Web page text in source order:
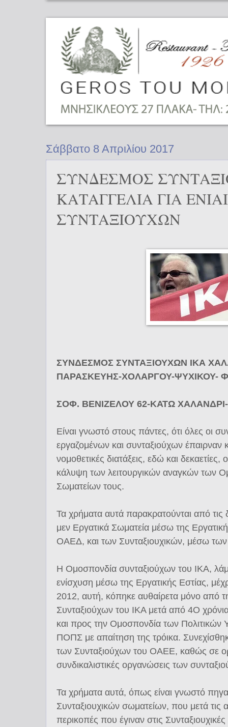
Σάββατο 8 Απριλίου 2017
ΣΥΝΔΕΣΜΟΣ
ΚΑΤΑΓΓΕΛΙΑ ΓΙΑ
ΣΥΝΤΑΞΙΟΥΧΩΝ
ΣΥΝΔΕΣΜΟΣ ΣΥΝΤΑΞΙΟΥΧΩΝ ΙΚΑ
ΠΑΡΑΣΚΕΥΗΣ-ΧΟΛΑΡΓΟΥ-ΨΥΧΙΚΟΥ-
ΣΟΦ. ΒΕΝΙΖΕΛΟΥ 62-ΚΑΤΩ ΧΑΛΑΝΔΡΙ-
Είναι γνωστό στους πάντες, ότι όλες οι
εργαζομένων και συνταξιούχων έπαιρναν
νομοθετικές διατάξεις, εδώ και δεκαετίες,
κάλυψη των λειτουργικών αναγκών των
Σωματείων τους.
Τα χρήματα αυτά παρακρατούνται από τις
μεν Εργατικά Σωματεία μέσω της
ΟΑΕΔ, και των Συνταξιουχικών, μέσω
Η Ομοσπονδία συνταξιούχων του ΙΚΑ,
ενίσχυση μέσω της Εργατικής Εστίας,
2012, αυτή, κόπηκε αυθαίρετα μόνο από
Συνταξιούχων του ΙΚΑ μετά από 4Ο
και προς την Ομοσπονδία των
ΠΟΠΣ με απαίτηση της τρόικα.
των Συνταξιούχων του ΟΑΕΕ, καθώς σε
συνδικαλιστικές οργανώσεις των
Τα χρήματα αυτά, όπως είναι γνωστό
Συνταξιουχικών σωματείων, που μετά τις
περικοπές που έγιναν στις